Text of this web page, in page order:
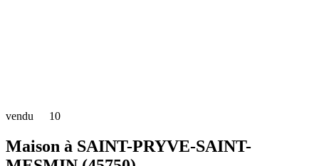
vendu 10
Maison à SAINT-PRYVE-SAINT-